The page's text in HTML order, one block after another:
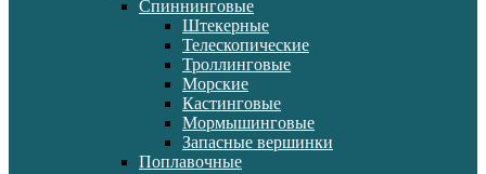
Спиннинговые
Штекерные
Телескопические
Троллинговые
Морские
Кастинговые
Мормышинговые
Запасные вершинки
Поплавочные